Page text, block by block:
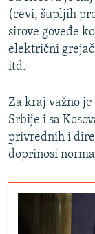
(cevi, šupljih
sirove goveđe
električni
itd.
Za kraj važno
Srbije i sa
privrednih i
doprinosi